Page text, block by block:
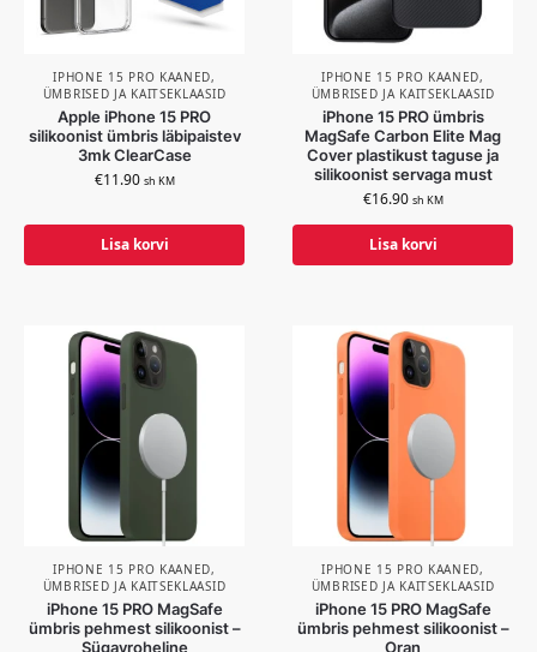
IPHONE 15 PRO KAANED,
ÜMBRISED JA KAITSEKLAASID
Apple iPhone 15 PRO
silikoonist ümbris läbipaistev
3mk ClearCase
€11.90 sh KM
Lisa korvi
IPHONE 15 PRO KAANED,
ÜMBRISED JA KAITSEKLAASID
iPhone 15 PRO ümbris
MagSafe Carbon Elite Mag
Cover plastikust taguse ja
silikoonist servaga must
€16.90 sh KM
Lisa korvi
IPHONE 15 PRO KAANED,
ÜMBRISED JA KAITSEKLAASID
iPhone 15 PRO MagSafe
ümbris pehmest silikoonist –
Sügavroheline
IPHONE 15 PRO KAANED,
ÜMBRISED JA KAITSEKLAASID
iPhone 15 PRO MagSafe
ümbris pehmest silikoonist –
Oran